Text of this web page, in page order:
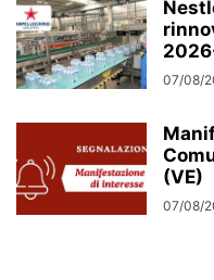
07/08/
(VE)
07/08/